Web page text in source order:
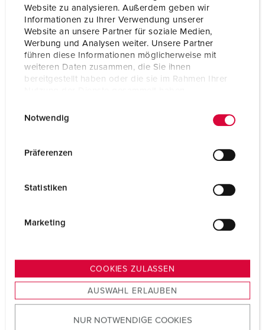
Website zu analysieren. Außerdem geben wir
Informationen zu Ihrer Verwendung unserer
Website an unsere Partner für soziale Medien,
Werbung und Analysen weiter. Unsere Partner
führen diese Informationen möglicherweise mit
weiteren Daten zusammen, die Sie ihnen
bereitgestellt haben oder die sie im Rahmen Ihrer
s
u
Notwendig
Präferenzen
Statistiken
Marketing
COOKIES ZULASSEN
AUSWAHL ERLAUBEN
NUR NOTWENDIGE COOKIES
Tilkoblingsmåte skrukontakt
Kontakt standard
Kapslingsgrad IP44
116 g